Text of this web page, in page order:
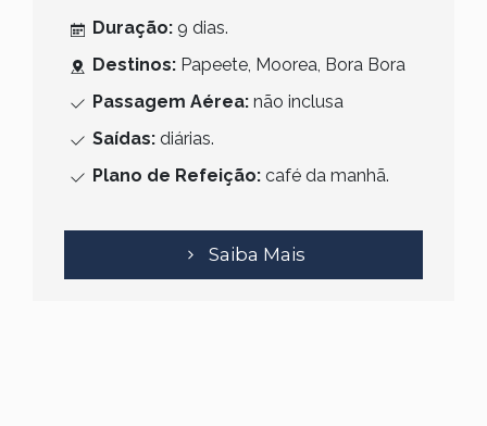
Duração:9 dias.
Destinos: Papeete, Moorea, Bora Bora
Passagem Aérea:não inclusa
Saídas: diárias.
Plano de Refeição:café da manhã.
Saiba Mais